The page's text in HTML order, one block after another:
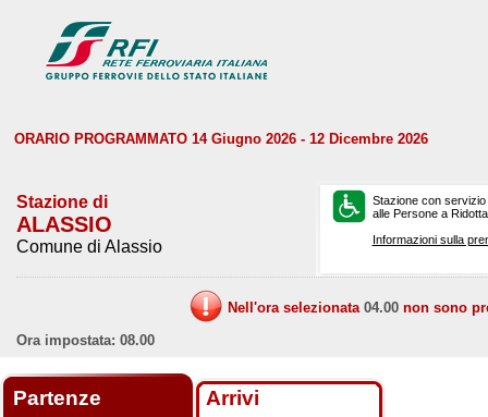
ORARIO PROGRAMMATO 14 Giugno 2026 - 12 Dicembre 2026
Stazione di
ALASSIO
Comune di Alassio
Stazione con
alle Persone a
Informazioni sulla
Nell'ora selezionata 04.00 non sono
Ora impostata: 08.00
Partenze Arrivi